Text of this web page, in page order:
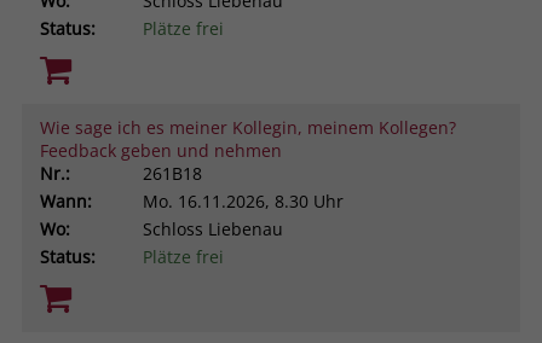
Status:
Plätze frei
Wie sage ich es meiner Kollegin, meinem Kollegen?
Feedback geben und nehmen
Nr.:
261B18
Wann:
Mo. 16.11.2026, 8.30 Uhr
Wo:
Schloss Liebenau
Status:
Plätze frei